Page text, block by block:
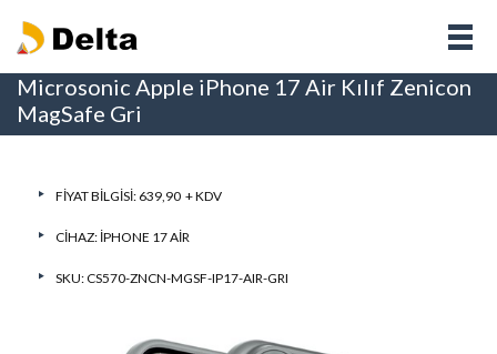
Microsonic Apple iPhone 17 Air Kılıf Zenicon
MagSafe Gri
FIYAT BILGISI: 639,90 + KDV
CIHAZ: IPHONE 17 AIR
SKU: CS570-ZNCN-MGSF-IP17-AIR-GRI